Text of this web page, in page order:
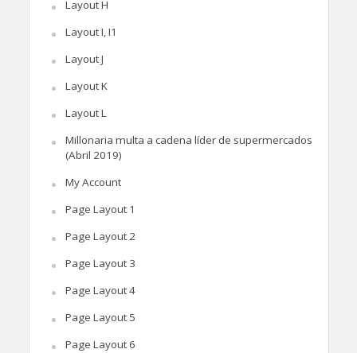
Layout H
Layout I, I1
Layout J
Layout K
Layout L
Millonaria multa a cadena líder de supermercados
(Abril 2019)
My Account
Page Layout 1
Page Layout 2
Page Layout 3
Page Layout 4
Page Layout 5
Page Layout 6